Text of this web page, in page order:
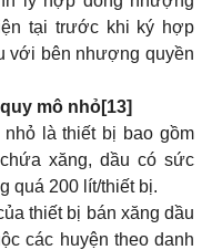
tại trước khi ký hợp
với bên nhượng quyền
mô nhỏ[13]
là thiết bị bao gồm
xăng, dầu có sức
quá 200 lít/thiết bị.
thiết bị bán xăng dầu
các huyện theo danh